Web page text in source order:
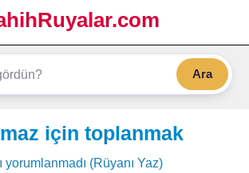
Ara
için toplanmak
yorumlanmadı (Rüyanı Yaz)